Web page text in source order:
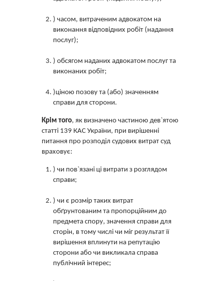
) часом, витраченим адвокатом на
виконання відповідних робіт (надання
послуг);
) обсягом наданих адвокатом послуг та
виконаних робіт;
)ціною позову та (або) значенням
справи для сторони.
Крім того, як визначено частиною дев`ятою
статті 139 КАС України, при вирішенні
питання про розподіл судових витрат суд
враховує:
) чи пов`язані ці витрати з розглядом
справи;
) чи є розмір таких витрат
обґрунтованим та пропорційним до
предмета спору, значення справи для
сторін, в тому числі чи міг результат її
вирішення вплинути на репутацію
сторони або чи викликала справа
публічний інтерес;